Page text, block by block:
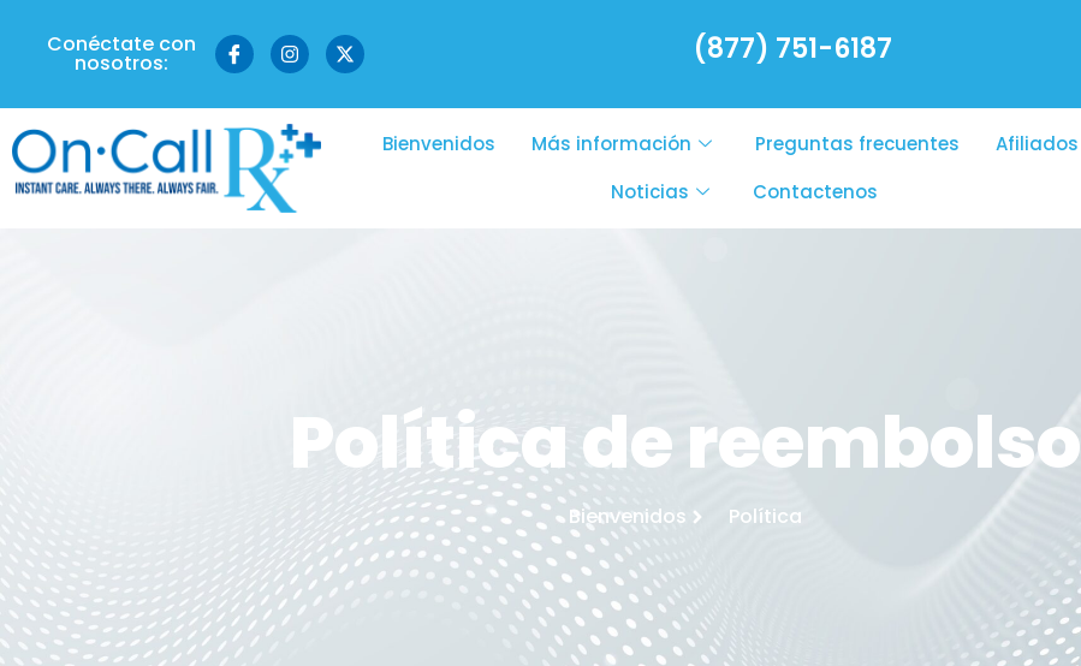
Conéctate con
nosotros: (877) 751-6187
Bienvenidos Más información Preguntas frecuentes
Afiliados
Noticias
Contactenos
Política de reembolso
Bienvenidos Política